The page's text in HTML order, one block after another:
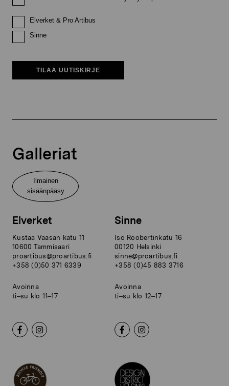
Elverket & Pro Artibus
Sinne
TILAA UUTISKIRJE
Galleriat
Ilmainen
sisäänpääsy
Elverket
Kustaa Vaasan katu 11
10600 Tammisaari
proartibus@proartibus.fi
+358 (0)50 371 6339
Avoinna
ti–su klo 11–17
Sinne
Iso Roobertinkatu 16
00120 Helsinki
sinne@proartibus.fi
+358 (0)45 883 3716
Avoinna
ti–su klo 12–17